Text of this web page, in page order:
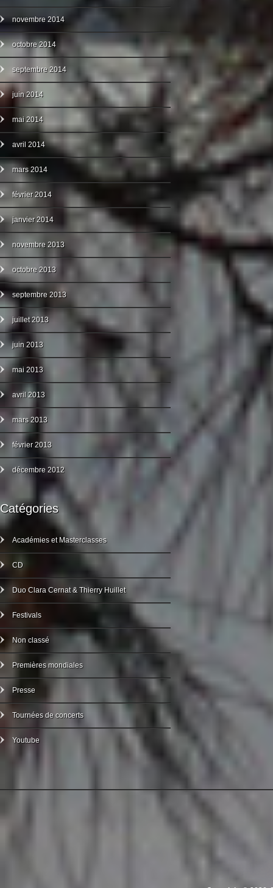
novembre 2014
octobre 2014
septembre 2014
juin 2014
mai 2014
avril 2014
mars 2014
février 2014
janvier 2014
novembre 2013
octobre 2013
septembre 2013
juillet 2013
juin 2013
mai 2013
avril 2013
mars 2013
février 2013
décembre 2012
Catégories
Académies et Masterclasses
CD
Duo Clara Cernat & Thierry Huillet
Festivals
Non classé
Premières mondiales
Presse
Tournées de concerts
Youtube